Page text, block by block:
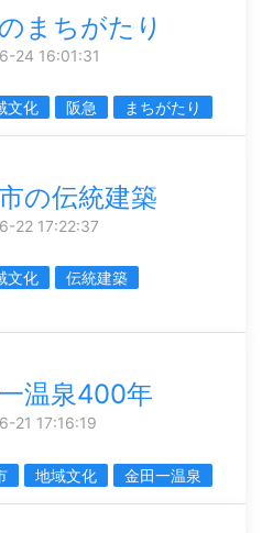
まちがたり
24 16:01:31
文化 阪急 まちがたり
の伝統建築
22 17:22:37
文化
伝統建築
温泉400年
21 17:16:19
地域文化 金田一温泉